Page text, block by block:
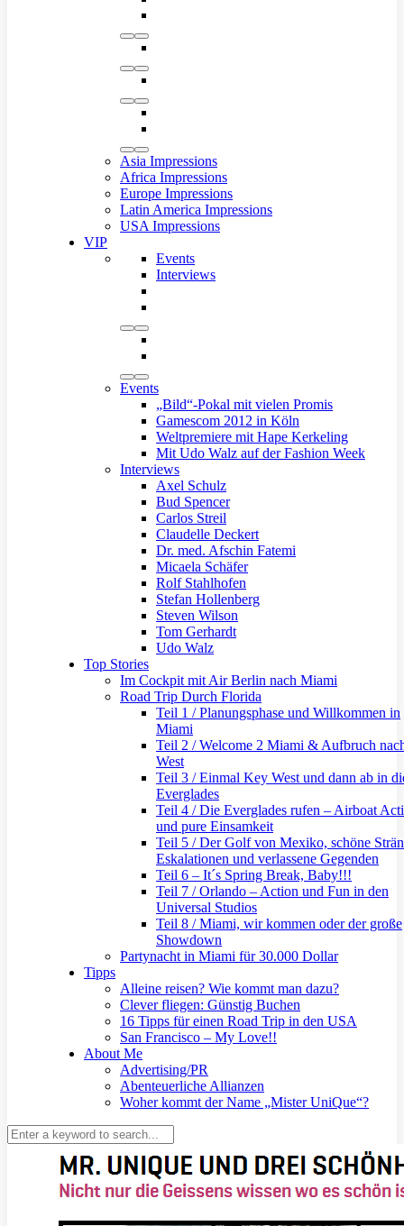
Asia Impressions
Africa Impressions
Europe Impressions
Latin America Impressions
USA Impressions
VIP
Events
Interviews
Events
„Bild“-Pokal mit vielen Promis
Gamescom 2012 in Köln
Weltpremiere mit Hape Kerkeling
Mit Udo Walz auf der Fashion Week
Interviews
Axel Schulz
Bud Spencer
Carlos Streil
Claudelle Deckert
Dr. med. Afschin Fatemi
Micaela Schäfer
Rolf Stahlhofen
Stefan Hollenberg
Steven Wilson
Tom Gerhardt
Udo Walz
Top Stories
Im Cockpit mit Air Berlin nach Miami
Road Trip Durch Florida
Teil 1 / Planungsphase und Willkommen in
Miami
Teil 2 / Welcome 2 Miami & Aufbruch
West
Teil 3 / Einmal Key West und dann ab in
Everglades
Teil 4 / Die Everglades rufen – Airboat
und pure Einsamkeit
Teil 5 / Der Golf von Mexiko, schöne
Eskalationen und verlassene Gegenden
Teil 6 – It´s Spring Break, Baby!!!
Teil 7 / Orlando – Action und Fun in den
Universal Studios
Teil 8 / Miami, wir kommen oder der große
Showdown
Partynacht in Miami für 30.000 Dollar
Tipps
Alleine reisen? Wie kommt man dazu?
Clever fliegen: Günstig Buchen
16 Tipps für einen Road Trip in den USA
San Francisco – My Love!!
About Me
Advertising/PR
Abenteuerliche Allianzen
Woher kommt der Name „Mister UniQue“?